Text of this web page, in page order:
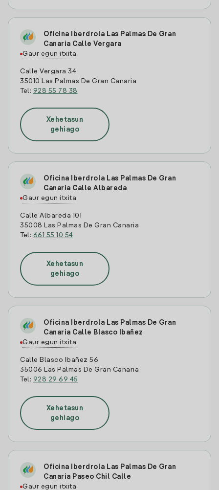
Oficina Iberdrola Las Palmas De Gran
Canaria Calle Vergara
Gaur egun itxita
Calle Vergara 34
35010 Las Palmas De Gran Canaria
Tel: 928 55 78 38
Xehetasun
gehiago
Oficina Iberdrola Las Palmas De Gran
Canaria Calle Albareda
Gaur egun itxita
Calle Albareda 101
35008 Las Palmas De Gran Canaria
Tel: 661 55 10 54
Xehetasun
gehiago
Oficina Iberdrola Las Palmas De Gran
Canaria Calle Blasco Ibañez
Gaur egun itxita
Calle Blasco Ibañez 56
35006 Las Palmas De Gran Canaria
Tel: 928 29 69 45
Xehetasun
gehiago
Oficina Iberdrola Las Palmas De Gran
Canaria Paseo Chil Calle
Gaur egun itxita